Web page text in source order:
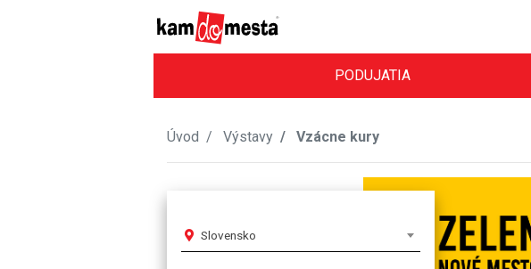
PODUJATIA
Úvod Výstavy Vzácne kury
Slovensko